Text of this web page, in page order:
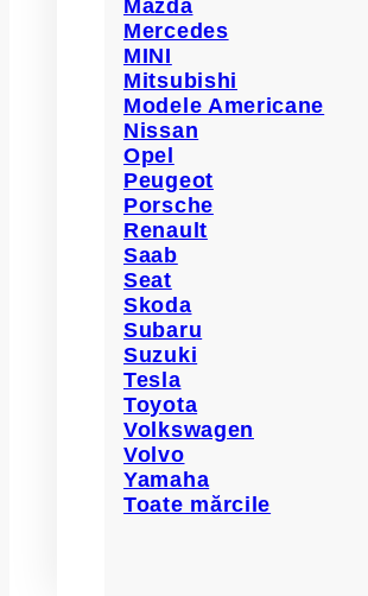
Mazda
Mercedes
MINI
Mitsubishi
Modele Americane
Nissan
Opel
Peugeot
Porsche
Renault
Saab
Seat
Skoda
Subaru
Suzuki
Tesla
Toyota
Volkswagen
Volvo
Yamaha
Toate mărcile